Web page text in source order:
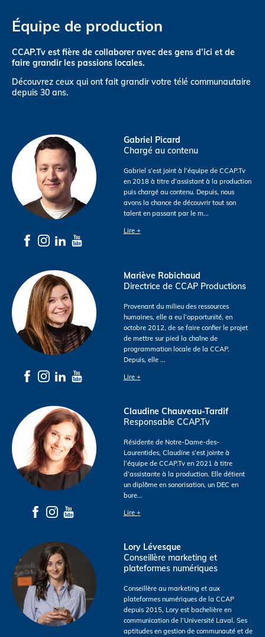
Équipe de production
CCAP.Tv est fière de collaborer avec des gens d’ici et de
faire grandir les passions locales.
Découvrez ceux qui ont fait grandir votre télé communautaire
depuis 30 ans.
Gabriel Picard
Chargé au contenu
Gabriel s’est joint à l’équipe de CCAP.Tv
en 2018 à titre d’assistant à la production
puis chargé au contenu. Depuis, nous
avons la chance de découvrir tout son
talent en passant par le m...
Lire +
Mariève Robichaud
Directrice de CCAP Productions
Provenant du milieu des ressources
humaines, elle a eu l’opportunité, en
octobre 2012, de se faire confier le projet
de mettre sur pied la chaîne de
programmation locale de la CCAP.
Depuis, elle ...
Lire +
Claudine Chauveau-Tardif
Responsable CCAP.Tv
Résidente de Notre-Dame-des-
Laurentides, Claudine s’est jointe à
l’équipe de CCAP.Tv en 2021 à titre
d’assistante à la production. Elle détient
un diplôme en sonorisation, un DEC en
bure...
Lire +
Lory Lévesque
Conseillère marketing et
plateformes numériques
Conseillère au marketing et aux
plateformes numériques de la CCAP
depuis 2015, Lory est bachelière en
communication de l’Université Laval. Ses
aptitudes en gestion de communauté et de